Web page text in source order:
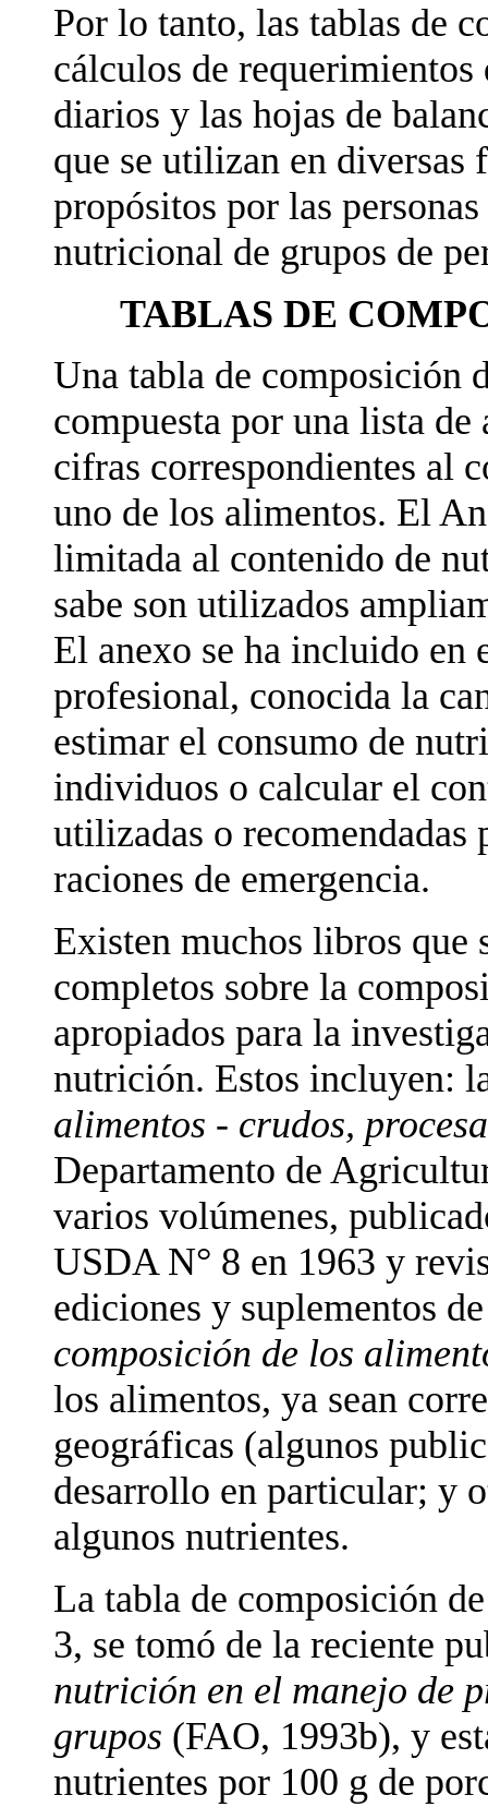
Por lo tanto, las tablas de
cálculos de
diarios y las hojas de
que se utilizan en diversas
propósitos por las
nutricional de grupos de
TABLAS DE
Una tabla de composición
compuesta por una lista
cifras correspondientes al
uno de los alimentos. El
limitada al contenido de
sabe son utilizados
El anexo se ha incluido en
profesional, conocida la
estimar el consumo de
individuos o calcular el
utilizadas o
raciones de emergencia.
Existen muchos libros que
completos sobre la
apropiados para la
nutrición. Estos incluyen:
alimentos - crudos,
Departamento de
varios volúmenes,
USDA N° 8 en 1963 y
ediciones y suplementos
composición de los
los alimentos, ya sean
geográficas (algunos
desarrollo en particular; y
algunos nutrientes.
La tabla de composición
3, se tomó de la reciente
nutrición en el manejo de
grupos (FAO, 1993b), y
nutrientes por 100 g de